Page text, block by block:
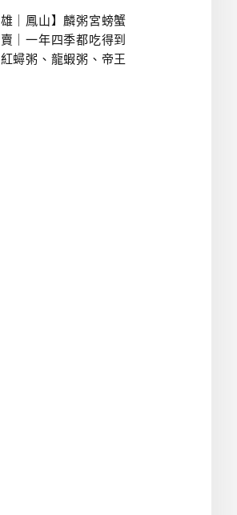
雄｜鳳山】麟粥宮螃蟹
｜一年四季都吃得到
蟳粥、龍蝦粥、帝王